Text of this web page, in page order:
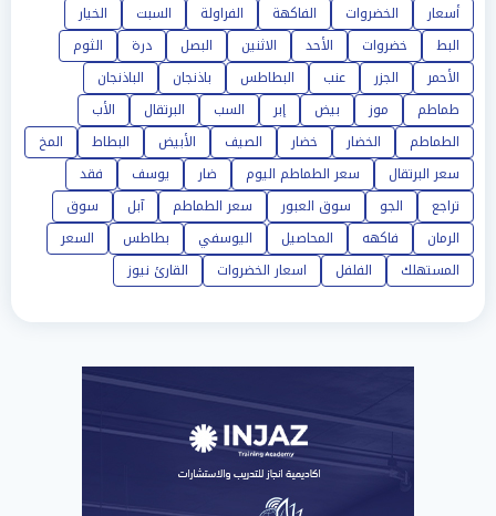
أسعار الخضروات الفاكهة الفراولة السبت
الخيار
البط
خضروات الأحد الاثنين البصل درة
الثوم
الأحمر
الجزر عنب البطاطس باذنجان
الباذنجان
طماطم
موز بيض إبر السب البرتقال
الأب
الطماطم
الخضار خضار الصيف الأبيض البطاط
المخ
سعر البرتقال
سعر الطماطم اليوم ضار يوسف
فقد
تراجع
الجو سوق العبور سعر الطماطم آبل
سوق
الرمان
فاكهه المحاصيل اليوسفي بطاطس
السعر
المستهلك
الفلفل اسعار الخضروات القارئ نيوز